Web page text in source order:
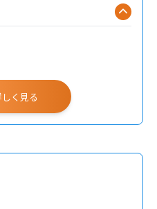
く見る